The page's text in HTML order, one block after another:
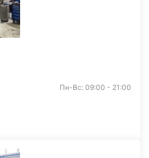
Пн-Вс: 09:00 - 21:00